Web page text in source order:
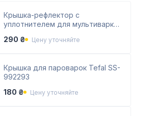
Крышка-рефлектор с
уплотнителем для мультиварки
290 ₴ Цену уточняйте
Крышка для пароварок Tefal SS-
992293
180 ₴
Цену уточняйте